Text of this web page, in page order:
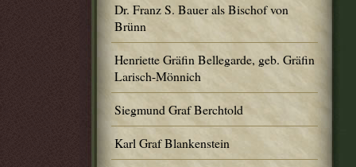
Dr. Franz S. Bauer als Bischof von
Brünn
Henriette Gräfin Bellegarde, geb. Gräfin
Larisch-Mönnich
Siegmund Graf Berchtold
Karl Graf Blankenstein